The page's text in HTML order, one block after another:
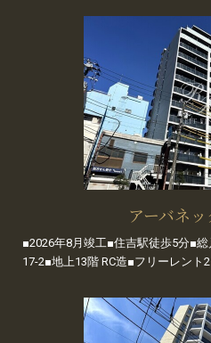
アーバネ
■2026年8月竣工■住吉駅徒歩5分■
17-2■地上13階 RC造■フリーレント2